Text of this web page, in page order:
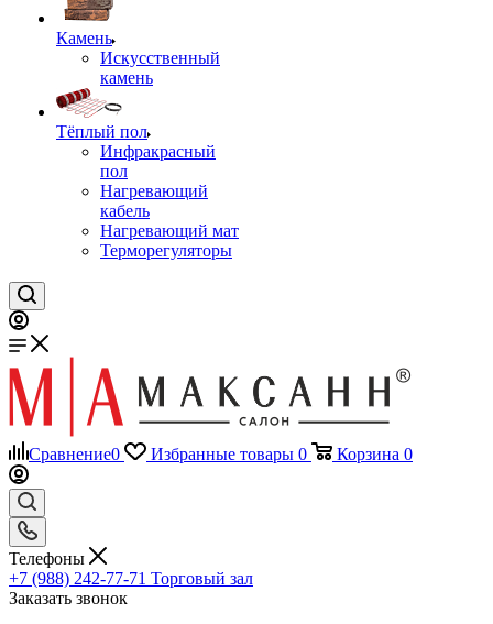
Камень
Искусственный
камень
Тёплый пол
Инфракрасный
пол
Нагревающий
кабель
Нагревающий мат
Терморегуляторы
Сравнение0 Избранные товары 0 Корзина 0
Телефоны
+7 (988) 242-77-71 Торговый зал
Заказать звонок